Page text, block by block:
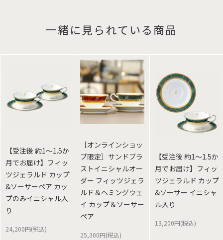
一緒に見られている商品
【受注後 約1～1.5か
月でお届け】フィッ
ツジェラルド カップ
&ソーサーペア カッ
プのみイニシャル入
り
24,200円(税込)
［オンラインショッ
プ限定］サンドブラ
ストイニシャルオー
ダー フィッツジェラ
ルド＆ヘミングウェ
イ カップ＆ソーサー
ペア
25,300円(税込)
【受注後 約1～1.5か
月でお届け】フィッ
ツジェラルド カップ
&ソーサー イニシャ
ル入り
13,200円(税込)